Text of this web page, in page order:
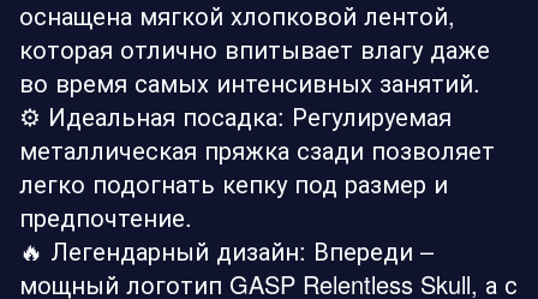
оснащена мягкой хлопковой лентой,
которая отлично впитывает влагу даже
во время самых интенсивных занятий.
⚙️ Идеальная посадка: Регулируемая
металлическая пряжка сзади позволяет
легко подогнать кепку под размер и
предпочтение.
🔥 Легендарный дизайн: Впереди –
мощный логотип GASP Relentless Skull, а с